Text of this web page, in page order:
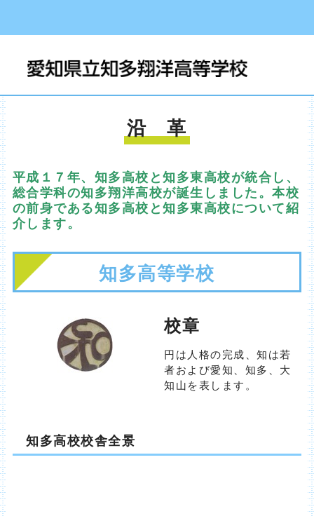
沿 革
平成１７年、知多高校と知多東高校が統合し、
総合学科の知多翔洋高校が誕生しました。本校
の前身である知多高校と知多東高校について紹
介します。
知多高等学校
校章
円は人格の完成、知は若
者および愛知、知多、大
知山を表します。
知多高校校舎全景